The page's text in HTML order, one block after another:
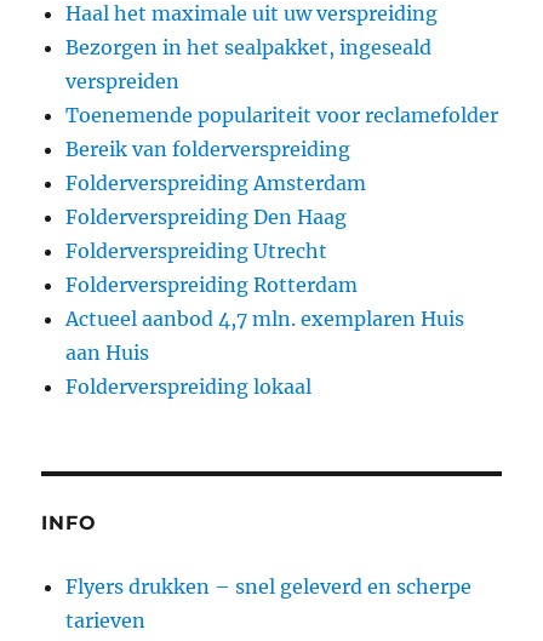
Haal het maximale uit uw verspreiding
Bezorgen in het sealpakket, ingeseald
verspreiden
Toenemende populariteit voor reclamefolder
Bereik van folderverspreiding
Folderverspreiding Amsterdam
Folderverspreiding Den Haag
Folderverspreiding Utrecht
Folderverspreiding Rotterdam
Actueel aanbod 4,7 mln. exemplaren Huis
aan Huis
Folderverspreiding lokaal
INFO
Flyers drukken – snel geleverd en scherpe
tarieven